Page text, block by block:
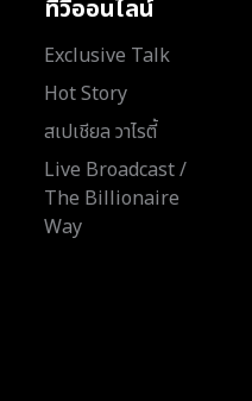
ทีวีออนไลน์
Exclusive Talk
Hot Story
สเปเชียล วาไรตี้
Live Broadcast /
The Billionaire
Way